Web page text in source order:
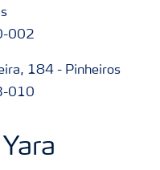
002
184 - Pinheiros
010